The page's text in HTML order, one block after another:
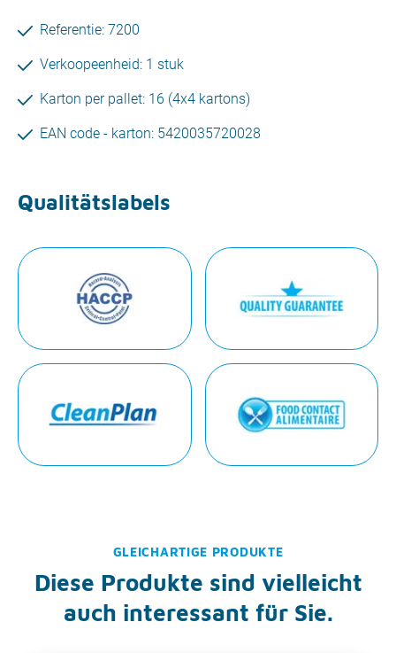
Referentie: 7200
Verkoopeenheid: 1 stuk
Karton per pallet: 16 (4x4 kartons)
EAN code - karton: 5420035720028
Qualitätslabels
GLEICHARTIGE PRODUKTE
Diese Produkte sind vielleicht
auch interessant für Sie.